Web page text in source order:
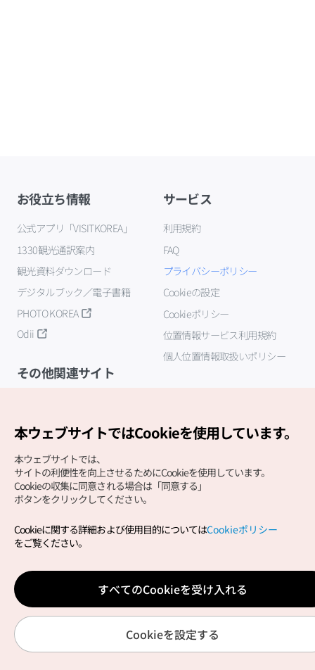
お役立ち情報
公式アプリ「VISITKOREA」
1330観光通訳案内
観光資料ダウンロード
デジタルブック／電子書籍
PHOTO KOREA
Odii
サービス
利用規約
FAQ
プライバシーポリシー
Cookieの設定
Cookieポリシー
位置情報サービス利用規約
個人位置情報取扱いポリシー
その他関連サイト
Copyright (c) Korea Tourism Organization All Rights
サイトエラー報告公式メール
japanese@knto.or.kr
本ウェブサイトではCookieを使用しています。
本ウェブサイトでは、
サイトの利便性を向上させるためにCookieを使用しています。
Cookieの収集に同意される場合は「同意する」
ボタンをクリックしてください。
Cookieに関する詳細および使用目的についてはCookieポリシー
をご覧ください。
すべてのCookieを受け入れる
Cookieを設定する